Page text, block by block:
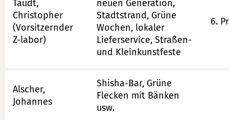
Taudt,
Christopher
(Vorsitzernder
Z-labor)
neuen Generation,
Stadtstrand, Grüne
Wochen, lokaler
Lieferservice, Straßen-
und Kleinkunstfeste
6.
Alscher,
Johannes
Shisha-Bar, Grüne
Flecken mit Bänken
usw.